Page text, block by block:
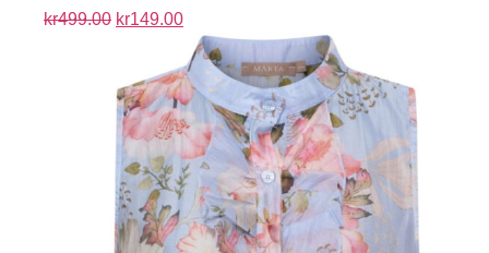
kr499.00 kr149.00